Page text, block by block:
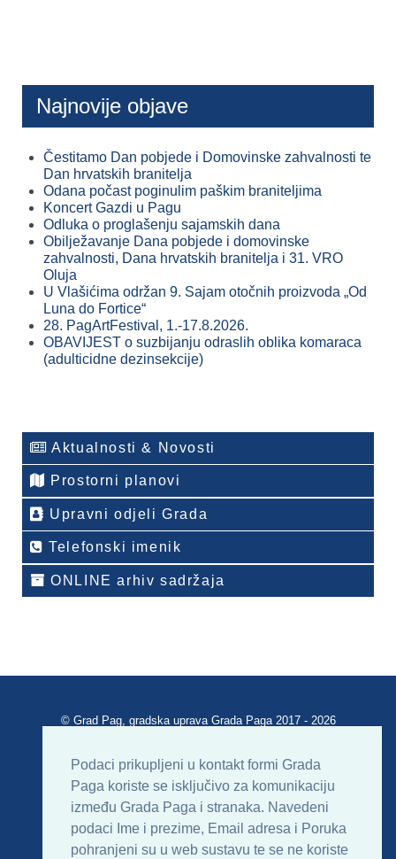
Podaci prikupljeni u kontakt formi Grada
Paga koriste se isključivo za komunikaciju
između Grada Paga i stranaka. Navedeni
podaci Ime i prezime, Email adresa i Poruka
pohranjeni su u web sustavu te se ne koriste
Najnovije objave
Čestitamo Dan pobjede i Domovinske zahvalnosti te
Dan hrvatskih branitelja
Odana počast poginulim paškim braniteljima
Koncert Gazdi u Pagu
Odluka o proglašenju sajamskih dana
Obilježavanje Dana pobjede i domovinske
zahvalnosti, Dana hrvatskih branitelja i 31. VRO
Oluja
U Vlašićima održan 9. Sajam otočnih proizvoda „Od
Luna do Fortice“
28. PagArtFestival, 1.-17.8.2026.
OBAVIJEST o suzbijanju odraslih oblika komaraca
(adulticidne dezinsekcije)
Aktualnosti & Novosti
Prostorni planovi
Upravni odjeli Grada
Telefonski imenik
ONLINE arhiv sadržaja
© Grad Pag, gradska uprava Grada Paga 2017 - 2026
Uvjeti korištenja Impressum
Kontakt
Sitemap
RSS